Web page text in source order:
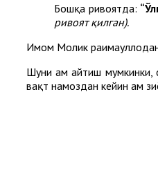
Бошқа ривоятда:
ривоят қилган).
Имом Молик
Шуни ҳам айтиш мумкинки,
вақт намоздан кейин ҳам